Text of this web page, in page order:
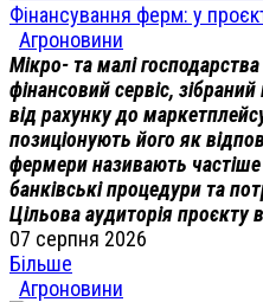
Фінансування ферм: у
Агроновини
Мікро- та малі
фінансовий сервіс,
від рахунку до
позиціонують його як
фермери називають
банківські процедури та
Цільова аудиторія проєкту
07 серпня 2026
Більше
Агроновини